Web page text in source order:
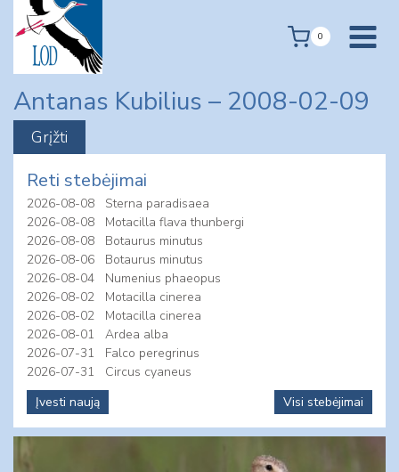
content
0
Antanas Kubilius – 2008-02-09
Reti stebėjimai
2026-08-08
Sterna paradisaea
2026-08-08
Motacilla flava thunbergi
2026-08-08
Botaurus minutus
2026-08-06
Botaurus minutus
2026-08-04
Numenius phaeopus
2026-08-02
Motacilla cinerea
2026-08-02
Motacilla cinerea
2026-08-01
Ardea alba
2026-07-31
Falco peregrinus
2026-07-31
Circus cyaneus
Įvesti naują
Visi stebėjimai